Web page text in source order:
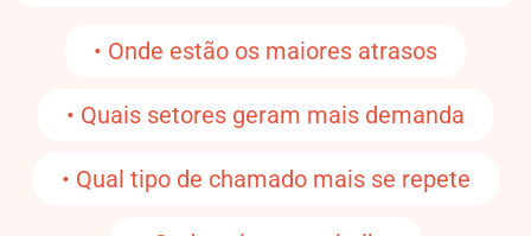
• Onde estão os maiores atrasos
• Quais setores geram mais demanda
• Qual tipo de chamado mais se repete